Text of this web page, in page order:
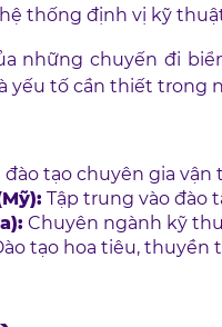
thống định vị kỹ
những chuyến đi
yếu tố cần thiết trong
tạo chuyên gia vận
Tập trung vào đào
Chuyên ngành kỹ
tạo hoa tiêu, thuyền